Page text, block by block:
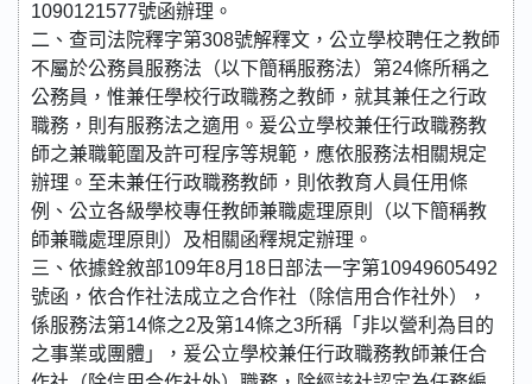
1090121577號函辦理。
二、查司法院釋字第308號解釋文，公立學校聘任之教師
不屬於公務員服務法（以下簡稱服務法）第24條所稱之
公務員，惟兼任學校行政職務之教師，就其兼任之行政
職務，則有服務法之適用。爰公立學校兼任行政職務教
師之兼職範圍及許可程序等規範，應依服務法相關規定
辦理。至未兼任行政職務教師，則依教育人員任用條
例、公立各級學校專任教師兼職處理原則（以下簡稱教
師兼職處理原則）及相關函釋規定辦理。
三、依據銓敘部109年8月18日部法一字第10949605492
號函，依合作社法成立之合作社（除信用合作社外），
係服務法第14條之2及第14條之3所稱「非以營利為目的
之事業或團體」，爰公立學校兼任行政職務教師兼任合